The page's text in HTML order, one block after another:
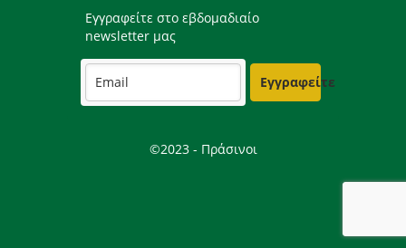
Εγγραφείτε στο εβδομαδιαίο
newsletter μας
Εγγραφείτε
©2023 - Πράσινοι